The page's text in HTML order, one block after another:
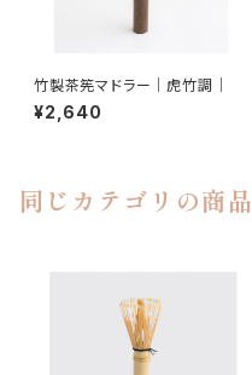
竹製茶筅マドラー｜虎竹調｜
¥2,640
同じカテゴリの商品